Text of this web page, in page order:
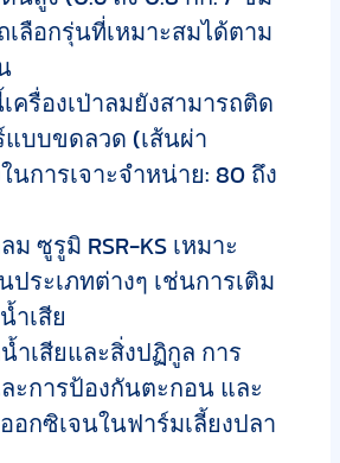
เลือกรุ่นที่เหมาะสมได้ตาม
ครื่องเป่าลมยังสามารถติด
แบบขดลวด (เส้นผ่า
นการเจาะจำหน่าย: 80 ถึง
ม ซูรูมิ RSR-KS เหมาะ
ประเภทต่างๆ เช่นการเติม
ำเสีย
ำเสียและสิ่งปฏิกูล การ
ะการป้องกันตะกอน และ
อกซิเจนในฟาร์มเลี้ยงปลา